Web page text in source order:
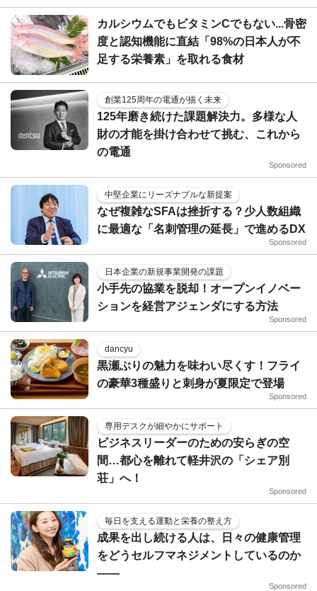
カルシウムでもビタミンCでもない...骨密
度と認知機能に直結「98%の日本人が不
足する栄養素」を取れる食材
創業125周年の電通が描く未来
125年磨き続けた課題解決力。多様な人
財の才能を掛け合わせて挑む、これから
の電通
Sponsored
中堅企業にリーズナブルな新提案
なぜ複雑なSFAは挫折する？少人数組織
に最適な「名刺管理の延長」で進めるDX
Sponsored
日本企業の新規事業開発の課題
小手先の協業を脱却！オープンイノベー
ションを経営アジェンダにする方法
Sponsored
dancyu
黒瀬ぶりの魅力を味わい尽くす！フライ
の豪華3種盛りと刺身が夏限定で登場
Sponsored
専用デスクが細やかにサポート
ビジネスリーダーのための安らぎの空
間…都心を離れて軽井沢の「シェア別
荘」へ！
Sponsored
毎日を支える運動と栄養の整え方
成果を出し続ける人は、日々の健康管理
をどうセルフマネジメントしているのか
——
Sponsored